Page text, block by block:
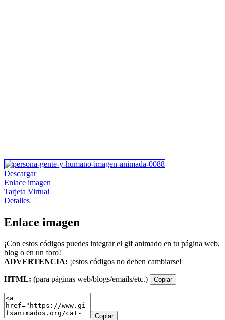
Descargar
Enlace imagen
Tarjeta Virtual
Detalles
Enlace imagen
¡Con estos códigos puedes integrar el gif animado en tu página web,
blog o en un foro!
ADVERTENCIA: ¡estos códigos no deben cambiarse!
HTML: (para páginas web/blogs/emails/etc.) Copiar
Copiar